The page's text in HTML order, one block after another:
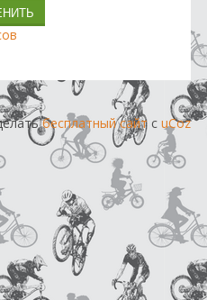
бесплатный сайтс uCoz